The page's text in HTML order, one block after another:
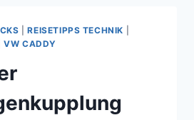
|REISETIPPS TECHNIK
|VW CADDY